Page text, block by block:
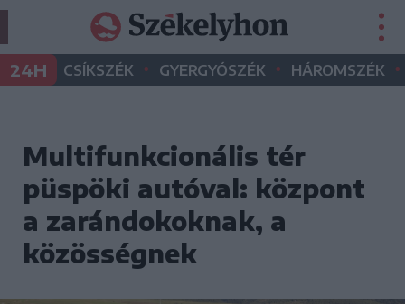
24H CSÍKSZÉK • GYERGYÓSZÉK • HÁROMSZÉK •
Multifunkcionális tér
püspöki autóval: központ
a zarándokoknak, a
közösségnek